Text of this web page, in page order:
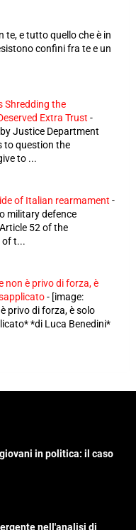
te, e tutto quello che è in
confini fra te e un
Shredding the
Extra Trust -
Justice Department
to question the
to ...
of Italian rearmament -
military defence
52 of the
of t...
non è privo di forza, è
- [image:
privo di forza, è solo
*di Luca Benedini*
in politica: il caso
nell'analisi di